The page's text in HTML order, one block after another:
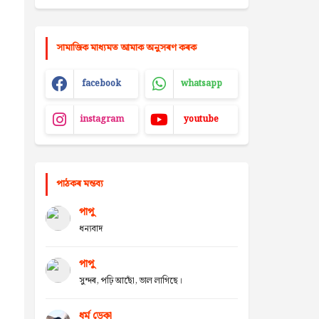
সামাজিক মাধ্যমত আমাক অনুসৰণ কৰক
facebook whatsapp
instagram youtube
পাঠকৰ মন্তব্য
পাপু
ধন্যবাদ
পাপু
সুন্দৰ, পঢ়ি আছোঁ, ভাল লাগিছে।